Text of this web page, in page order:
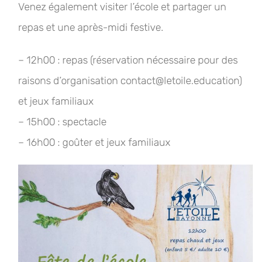
Venez également visiter l’école et partager un
repas et une après-midi festive.
– 12h00 : repas (réservation nécessaire pour des
raisons d’organisation contact@letoile.education)
et jeux familiaux
– 15h00 : spectacle
– 16h00 : goûter et jeux familiaux